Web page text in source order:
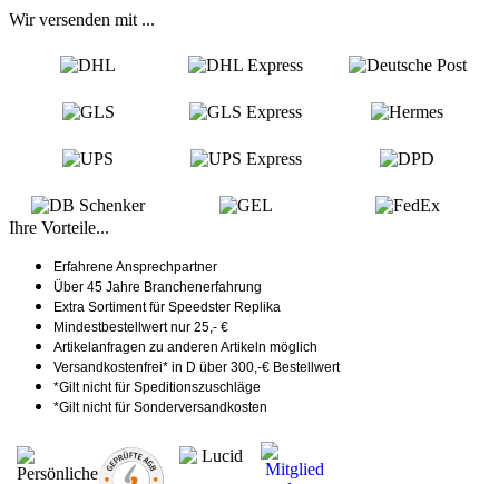
Wir versenden mit ...
Ihre Vorteile...
Erfahrene Ansprechpartner
Über 45 Jahre Branchenerfahrung
Extra Sortiment für Speedster Replika
Mindestbestellwert nur 25,- €
Artikelanfragen zu anderen Artikeln möglich
Versandkostenfrei* in D über 300,-€ Bestellwert
*Gilt nicht für Speditionszuschläge
*Gilt nicht für Sonderversandkosten